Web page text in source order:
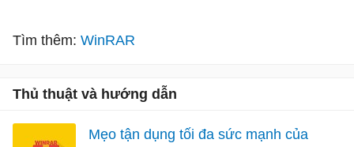
Tìm thêm: WinRAR
Thủ thuật và hướng dẫn
Mẹo tận dụng tối đa sức mạnh của